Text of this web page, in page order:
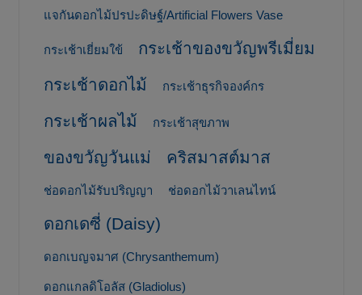
แจกันดอกไม้ปรปะดิษฐ์/Artificial Flowers Vase
กระเช้าเยี่ยมใข้
กระเช้าของขวัญพรีเมี่ยม
กระเช้าดอกไม้
กระเช้าธุรกิจองค์กร
กระเช้าผลไม้ กระเช้าสุขภาพ
ของขวัญวันแม่ คริสมาสต์มาส
ช่อดอกไม้รับปริญญา ช่อดอกไม้วาเลนไทน์
ดอกเดซี่ (Daisy)
ดอกเบญจมาศ (Chrysanthemum)
ดอกแกลดิโอลัส (Gladiolus)